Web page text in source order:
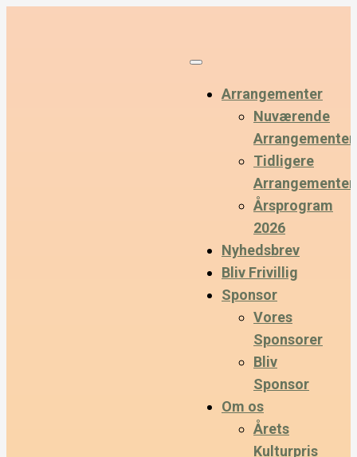
Arrangementer
Nuværende
Arrangementer
Tidligere
Arrangementer
Årsprogram
2026
Nyhedsbrev
Bliv Frivillig
Sponsor
Vores
Sponsorer
Bliv
Sponsor
Om os
Årets
Kulturpris